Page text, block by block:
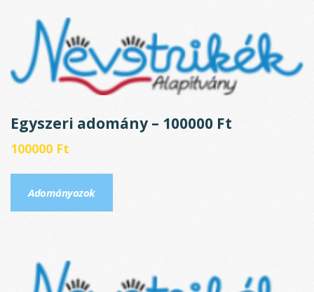
Egyszeri adomány – 100000 Ft
100000 Ft
Adományozok